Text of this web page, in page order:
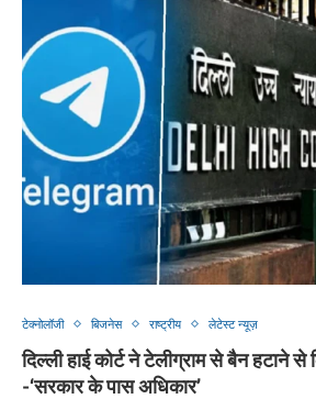
टेक्नोलॉजी बिजनेस राष्ट्रीय लेटेस्ट न्यूज़
दिल्ली हाई कोर्ट ने टेलीग्राम से बैन हटाने से
-‘सरकार के पास अधिकार’